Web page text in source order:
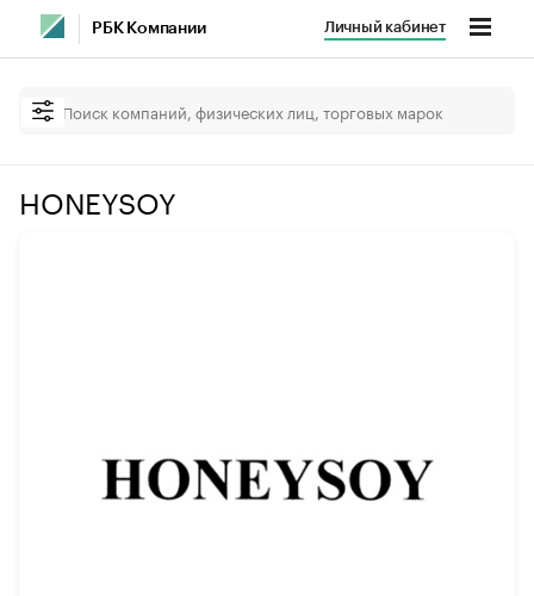
РБК Компании Личный кабинет
HONEYSOY